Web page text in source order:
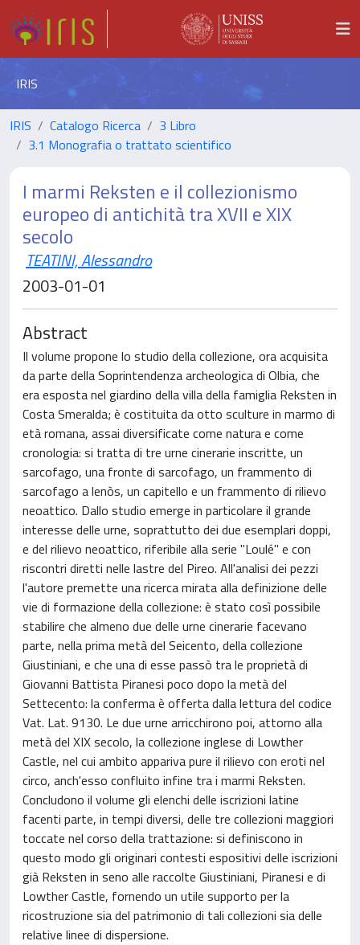
IRIS
IRIS Catalogo Ricerca
3 Libro
3.1 Monografia o trattato scientifico
I marmi Reksten e il collezionismo
europeo di antichità tra XVII e XIX
secolo
TEATINI, Alessandro
2003-01-01
Abstract
Il volume propone lo studio della collezione, ora acquisita
da parte della Soprintendenza archeologica di Olbia, che
era esposta nel giardino della villa della famiglia Reksten in
Costa Smeralda; è costituita da otto sculture in marmo di
età romana, assai diversificate come natura e come
cronologia: si tratta di tre urne cinerarie inscritte, un
sarcofago, una fronte di sarcofago, un frammento di
sarcofago a lenòs, un capitello e un frammento di rilievo
neoattico. Dallo studio emerge in particolare il grande
interesse delle urne, soprattutto dei due esemplari doppi,
e del rilievo neoattico, riferibile alla serie "Loulé" e con
riscontri diretti nelle lastre del Pireo. All'analisi dei pezzi
l'autore premette una ricerca mirata alla definizione delle
vie di formazione della collezione: è stato così possibile
stabilire che almeno due delle urne cinerarie facevano
parte, nella prima metà del Seicento, della collezione
Giustiniani, e che una di esse passò tra le proprietà di
Giovanni Battista Piranesi poco dopo la metà del
Settecento: la conferma è offerta dalla lettura del codice
Vat. Lat. 9130. Le due urne arricchirono poi, attorno alla
metà del XIX secolo, la collezione inglese di Lowther
Castle, nel cui ambito appariva pure il rilievo con eroti nel
circo, anch'esso confluito infine tra i marmi Reksten.
Concludono il volume gli elenchi delle iscrizioni latine
facenti parte, in tempi diversi, delle tre collezioni maggiori
toccate nel corso della trattazione: si definiscono in
questo modo gli originari contesti espositivi delle iscrizioni
già Reksten in seno alle raccolte Giustiniani, Piranesi e di
Lowther Castle, fornendo un utile supporto per la
ricostruzione sia del patrimonio di tali collezioni sia delle
relative linee di dispersione.